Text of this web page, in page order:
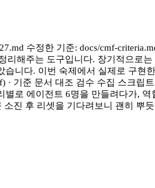
수정한 기준: docs/cmf-
는 도구입니다. 장기적으로는
다. 이번 숙제에서 실제로 구현
기준 문서 대조 검수 수집 스크립
로 에이전트 6명을 만들려다가,
진 후 리셋을 기다려보니 괜히 뿌